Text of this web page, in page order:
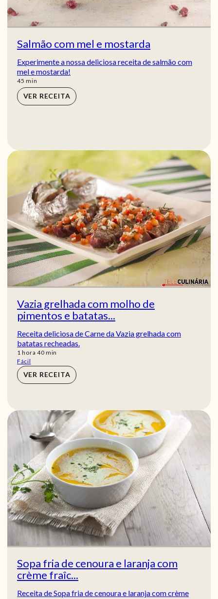
Salmão com mel e mostarda
Experimente a nossa deliciosa receita de salmão com
mel e mostarda!
45 min
min
VER RECEITA
Vazia grelhada com molho de
pimentos e batatas...
Receita deliciosa de Carne da Vazia grelhada com
batatas recheadas.
1 hora
hora 40min
min
Fácil
VER RECEITA
Sopa fria de cenoura e laranja com
crème fraîc...
Receita de Sopa fria de cenoura e laranja com crème